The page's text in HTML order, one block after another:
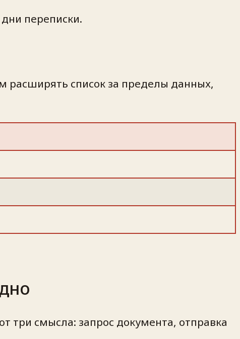
переписки.
расширять список за пределы данных,
три смысла: запрос документа, отправка